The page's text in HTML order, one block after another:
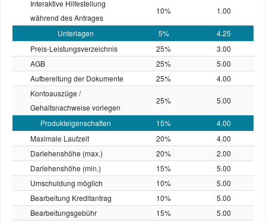
Interaktive Hilfestellung
während des Antrages
10% 1.00
Unterlagen 5%
4.25
Preis-Leistungs­verzeichnis
25%
3.00
AGB
25%
5.00
Aufbereitung der Dokumente
25%
4.00
Kontoauszüge /
Gehaltsnachweise vorlegen
25% 5.00
Produkteigenschaften 15%
4.00
Maximale Laufzeit
20%
4.00
Darlehenshöhe (max.)
20%
2.00
Darlehenshöhe (min.)
15%
5.00
Umschuldung möglich
10%
5.00
Bearbeitung Kreditantrag
10%
5.00
Bearbeitungsgebühr
15%
5.00